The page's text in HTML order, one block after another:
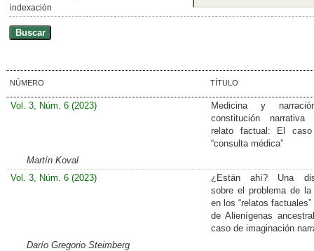
indexación
NÚMERO TÍTULO
Vol. 3, Núm. 6 (2023)
Medicina y
constitución
relato factual: El
“consulta médica”
Martín Koval
Vol. 3, Núm. 6 (2023)
¿Están ahí? Una
sobre el problema de la
en los “relatos
de Alienígenas
caso de imaginación
Darío Gregorio Steimberg